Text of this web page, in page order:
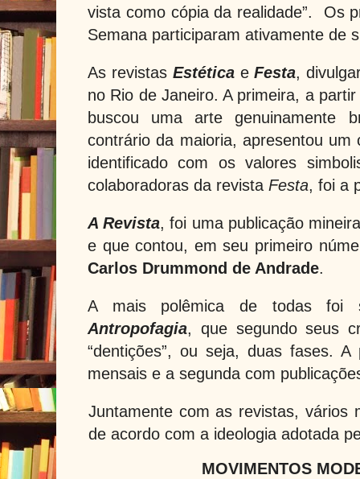
vista como cópia da realidade”.
Os
Semana participaram ativamente de
As revistas Estética eFesta,
no Rio de Janeiro. A primeira, a
buscou uma arte genuinamente
contrário da maioria, apresentou um
identificado com os valores
colaboradoras da revista Festa, foi a
A Revista, foi uma publicação
e que contou, em seu primeiro
Carlos Drummond de Andrade.
A mais polêmica de todas
Antropofagia, que segundo seus
“dentições”, ou seja, duas fases. A
mensais e a segunda com
Juntamente com as revistas, vários
de acordo com a ideologia adotada
MOVIMENTOS